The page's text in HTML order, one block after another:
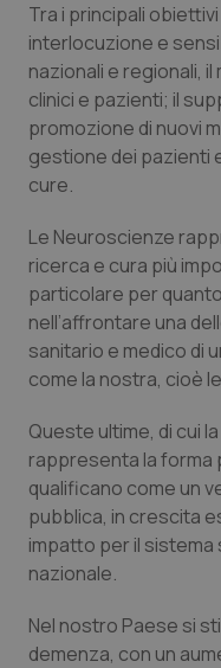
Emilia-
Friuli Venezia
Lazio
Liguria
Lombardia
Marche
Molise
Piemonte
Provincia
Provincia
Puglia
Colesterolo &
Dermatite
Diabete &
Disturbi
Dolore
Donna & Salute
Epatiti
HIV
Infezioni &
Ipertensione &
Malattie rare
Tra i principali
interlocuzione e
nazionali e regionali,
clinici e pazienti; il
promozione di nuovi
gestione dei pazienti
cure.
Le Neuroscienze
ricerca e cura più
particolare per
nell’affrontare una
sanitario e medico di
come la nostra, cioè
Queste ultime, di cui
rappresenta la forma
qualificano come un
pubblica, in crescita
impatto per il
nazionale.
Nel nostro Paese si
demenza, con un